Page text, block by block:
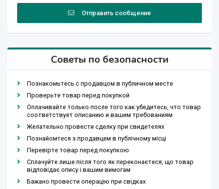
Отправить сообщение
Советы по безопасности
Познакомьтесь с продавцом в публичном месте
Проверьте товар перед покупкой
Оплачивайте только после того как убедитесь, что товар
соответствует описанию и вашим требованиям
Желательно провести сделку при свидетелях
Познайомтеся з продавцем в публічному місці
Перевірте товар перед покупкою
Сплачуйте лише після того як переконаєтеся, що товар
відповідає опису і вашим вимогам
Бажано провести операцію при свідках